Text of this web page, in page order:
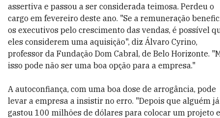
assertiva e passou a ser considerada teimosa. Perdeu o
cargo em fevereiro deste ano. "Se a remuneração
os executivos pelo crescimento das vendas, é possível
eles considerem uma aquisição", diz Álvaro Cyrino,
professor da Fundação Dom Cabral, de Belo Horizonte.
isso pode não ser uma boa opção para a empresa."
A autoconfiança, com uma boa dose de arrogância, pode
levar a empresa a insistir no erro. "Depois que alguém já
gastou 100 milhões de dólares para colocar um projeto